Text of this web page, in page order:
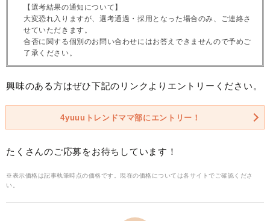
【選考結果の通知について】
大変恐れ入りますが、選考通過・採用となった場合のみ、ご連絡さ
せていただきます。
合否に関する個別のお問い合わせにはお答えできませんので予めご
了承ください。
興味のある方はぜひ下記のリンクよりエントリーください。
4yuuuトレンドママ部にエントリー！
たくさんのご応募をお待ちしています！
※表示価格は記事執筆時点の価格です。現在の価格については各サイトでご確認くださ
い。